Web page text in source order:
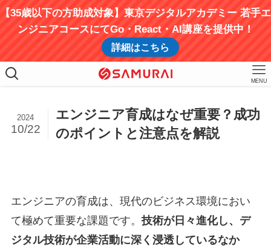
【35歳以下の方助成対象】東京デジタルアカデミー 若手エ
ンジニアコースにてGo・React・AI講座を提供中！
詳細はこちら
MENU
エンジニア育成はなぜ重要？成功
のポイントと注意点を解説
2024
10/22
エンジニアの育成は、現代のビジネス環境におい
て極めて重要な課題です。 技術が日々進化し、デ
ジタル技術が企業活動に深く浸透しているなか